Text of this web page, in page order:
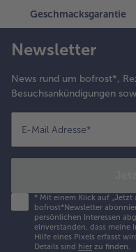
Geschmacksgarantie
Newsletter
News rund um bofrost*,
Besuchsankündigungen
E-Mail Adresse*
* Mit einem Klick auf „Jetzt
bofrost*Newsletter
persönlichen Interessen
einverstanden, dass
Hilfe eines Pixels erfasst
Details sind hier zu finden.